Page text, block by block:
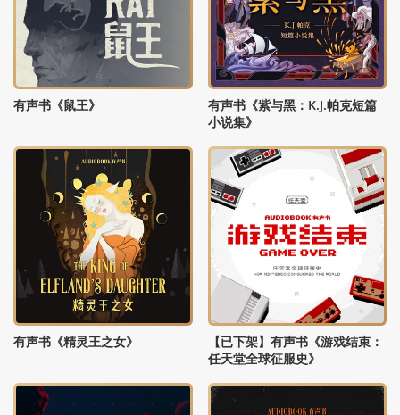
有声书《鼠王》
有声书《紫与黑：K.J.帕克短篇
小说集》
有声书《精灵王之女》
【已下架】有声书《游戏结束：
任天堂全球征服史》